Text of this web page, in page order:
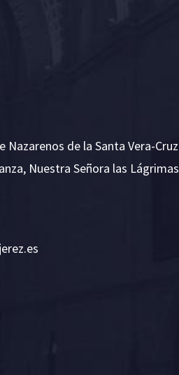
de la Santa Vera-Cruz
Nuestra Señora las Lágrimas
se.ze